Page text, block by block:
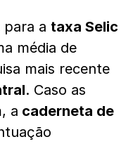
a taxa Selic
média de
mais recente
. Caso as
a caderneta de